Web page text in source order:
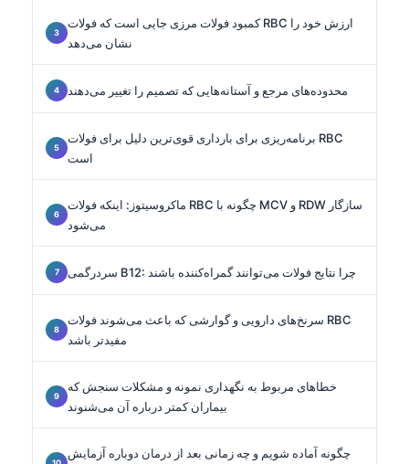
کمبود فولات مرزی جایی است که فولات RBC ارزش خود را
نشان می‌دهد
محدوده‌های مرجع و آستانه‌هایی که تصمیم را تغییر می‌دهند
برنامه‌ریزی برای بارداری قوی‌ترین دلیل برای فولات RBC
است
ماکروسیتوز: اینکه فولات RBC چگونه با MCV و RDW سازگار
می‌شود
سردرگمی B12: چرا نتایج فولات می‌توانند گمراه‌کننده باشند
سرنخ‌های دارویی و گوارشی که باعث می‌شوند فولات RBC
مفیدتر باشد
خطاهای مربوط به نگهداری نمونه و مشکلات سنجش که
بیماران کمتر درباره آن می‌شنوند
چگونه آماده شویم و چه زمانی بعد از درمان دوباره آزمایش